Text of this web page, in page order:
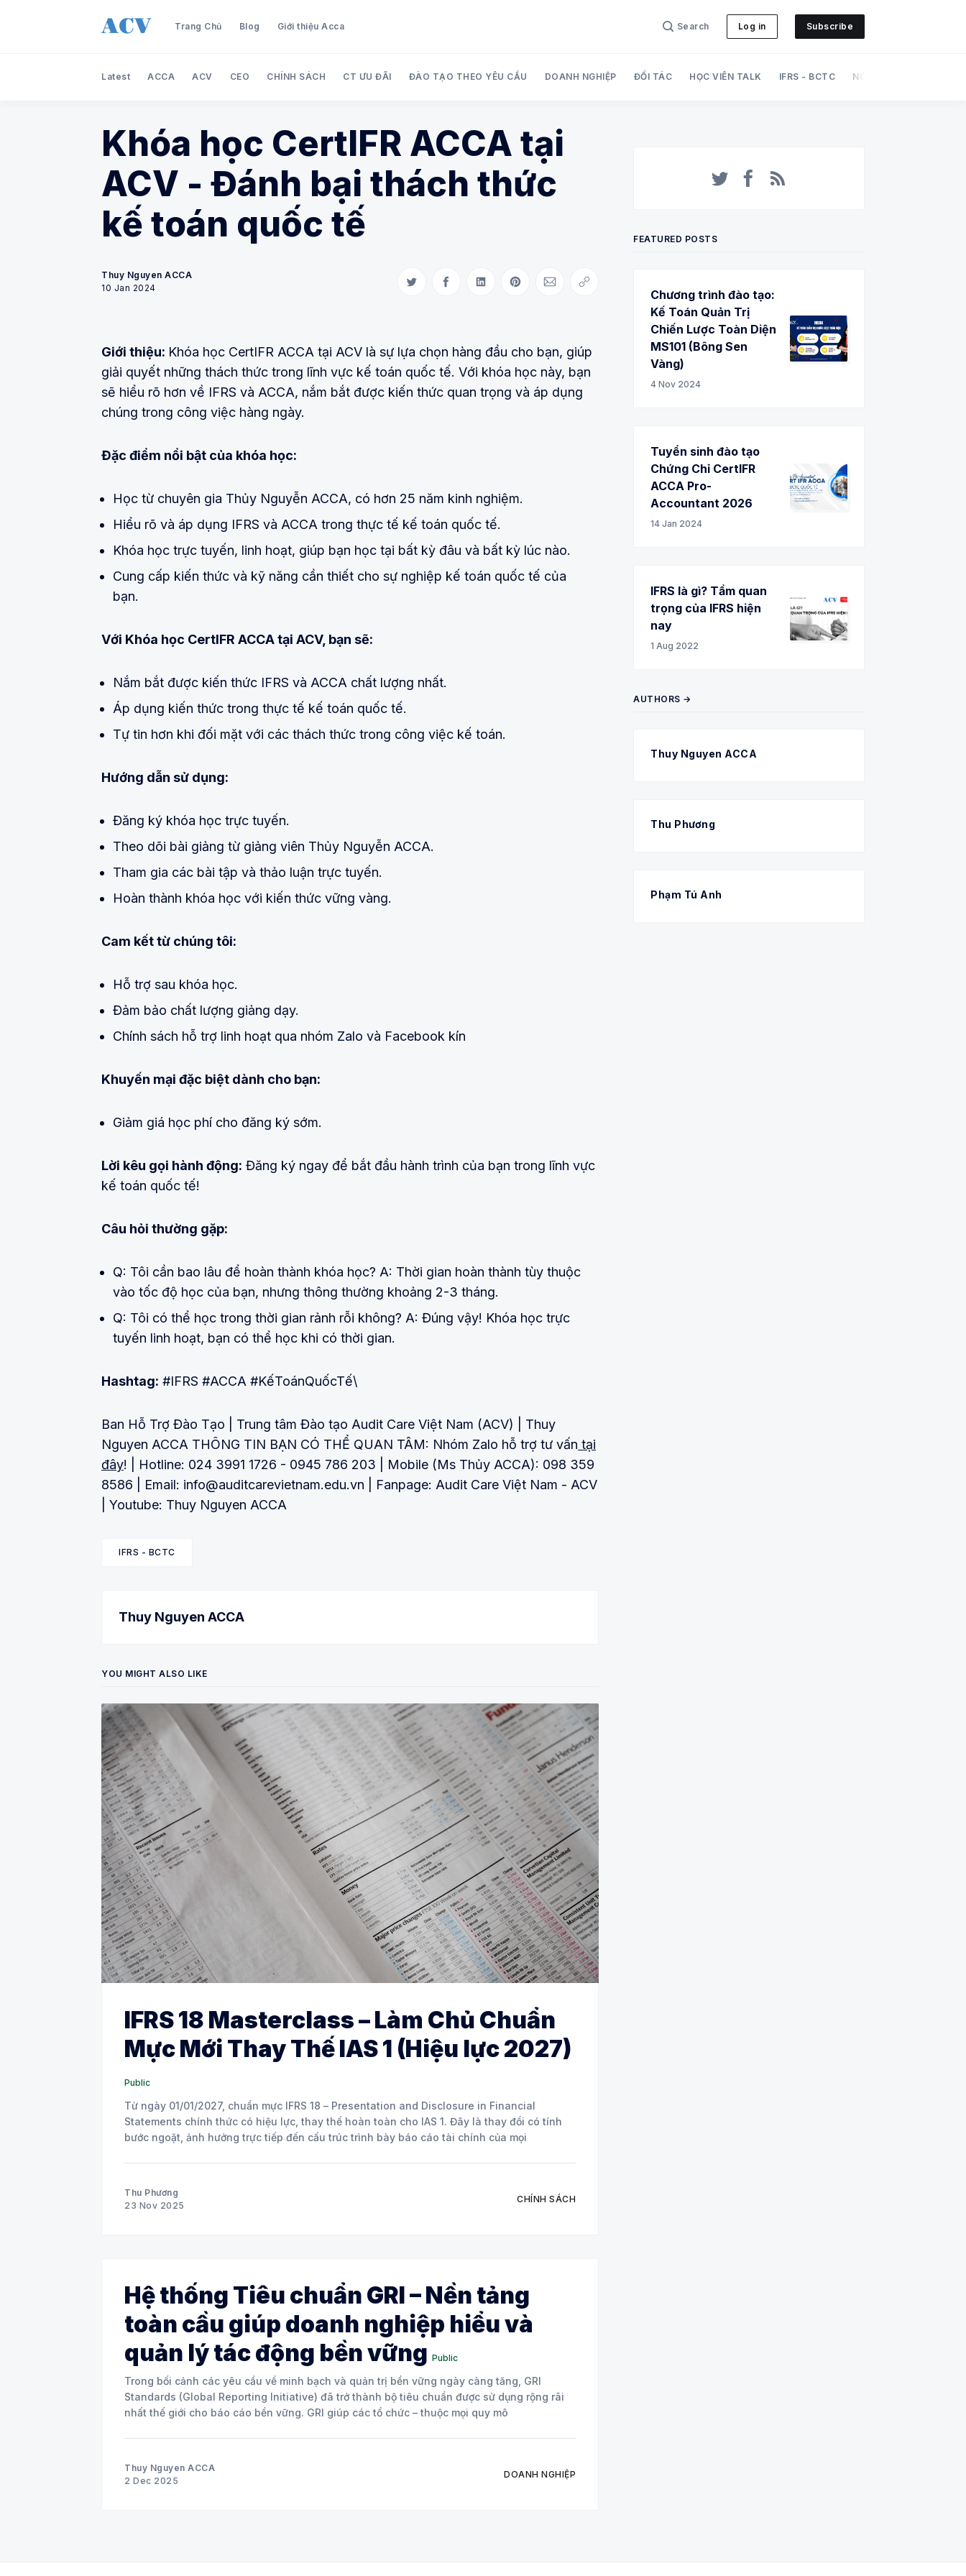
Trang Chủ Blog Giới thiệu Acca Search Log in Subscribe
Search Audit Care Việt Nam
Latest ACCA ACV CEO CHÍNH SÁCH CT ƯU ĐÃI ĐÀO TẠO THEO YÊU CẦU DOANH NGHIỆP ĐỐI TÁC HỌC VIÊN TALK IFRS - BCTC NGHIỆP VỤ
Khóa học CertIFR ACCA tại
ACV - Đánh bại thách thức
kế toán quốc tế
Thuy Nguyen ACCA
10 Jan 2024
Share on Twitter
Share on Facebook
Share on LinkedIn
Share on Pinterest
Share via Email
Copy link
Giới thiệu: Khóa học CertIFR ACCA tại ACV là sự lựa chọn hàng đầu cho bạn, giúp
giải quyết những thách thức trong lĩnh vực kế toán quốc tế. Với khóa học này, bạn
sẽ hiểu rõ hơn về IFRS và ACCA, nắm bắt được kiến thức quan trọng và áp dụng
chúng trong công việc hàng ngày.
Đặc điểm nổi bật của khóa học:
Học từ chuyên gia Thủy Nguyễn ACCA, có hơn 25 năm kinh nghiệm.
Hiểu rõ và áp dụng IFRS và ACCA trong thực tế kế toán quốc tế.
Khóa học trực tuyến, linh hoạt, giúp bạn học tại bất kỳ đâu và bất kỳ lúc nào.
Cung cấp kiến thức và kỹ năng cần thiết cho sự nghiệp kế toán quốc tế của
bạn.
Với Khóa học CertIFR ACCA tại ACV, bạn sẽ:
Nắm bắt được kiến thức IFRS và ACCA chất lượng nhất.
Áp dụng kiến thức trong thực tế kế toán quốc tế.
Tự tin hơn khi đối mặt với các thách thức trong công việc kế toán.
Hướng dẫn sử dụng:
Đăng ký khóa học trực tuyến.
Theo dõi bài giảng từ giảng viên Thủy Nguyễn ACCA.
Tham gia các bài tập và thảo luận trực tuyến.
Hoàn thành khóa học với kiến thức vững vàng.
Cam kết từ chúng tôi:
Hỗ trợ sau khóa học.
Đảm bảo chất lượng giảng dạy.
Chính sách hỗ trợ linh hoạt qua nhóm Zalo và Facebook kín
Khuyến mại đặc biệt dành cho bạn:
Giảm giá học phí cho đăng ký sớm.
Lời kêu gọi hành động: Đăng ký ngay để bắt đầu hành trình của bạn trong lĩnh vực
kế toán quốc tế!
Câu hỏi thường gặp:
Q: Tôi cần bao lâu để hoàn thành khóa học? A: Thời gian hoàn thành tùy thuộc
vào tốc độ học của bạn, nhưng thông thường khoảng 2-3 tháng.
Q: Tôi có thể học trong thời gian rảnh rỗi không? A: Đúng vậy! Khóa học trực
tuyến linh hoạt, bạn có thể học khi có thời gian.
Hashtag: #IFRS #ACCA #KếToánQuốcTế\
Ban Hỗ Trợ Đào Tạo | Trung tâm Đào tạo Audit Care Việt Nam (ACV) | Thuy
Nguyen ACCA THÔNG TIN BẠN CÓ THỂ QUAN TÂM: Nhóm Zalo hỗ trợ tư vấn tại
đây! | Hotline: 024 3991 1726 - 0945 786 203 | Mobile (Ms Thủy ACCA): 098 359
8586 | Email: info@auditcarevietnam.edu.vn | Fanpage: Audit Care Việt Nam - ACV
| Youtube: Thuy Nguyen ACCA
IFRS - BCTC
Thuy Nguyen ACCA
YOU MIGHT ALSO LIKE
IFRS 18 Masterclass – Làm Chủ Chuẩn
Mực Mới Thay Thế IAS 1 (Hiệu lực 2027)
Public
Từ ngày 01/01/2027, chuẩn mực IFRS 18 – Presentation and Disclosure in Financial
Statements chính thức có hiệu lực, thay thế hoàn toàn cho IAS 1. Đây là thay đổi có tính
bước ngoặt, ảnh hưởng trực tiếp đến cấu trúc trình bày báo cáo tài chính của mọi
Thu Phương
23 Nov 2025
CHÍNH SÁCH
Hệ thống Tiêu chuẩn GRI – Nền tảng
toàn cầu giúp doanh nghiệp hiểu và
quản lý tác động bền vững Public
Trong bối cảnh các yêu cầu về minh bạch và quản trị bền vững ngày càng tăng, GRI
Standards (Global Reporting Initiative) đã trở thành bộ tiêu chuẩn được sử dụng rộng rãi
nhất thế giới cho báo cáo bền vững. GRI giúp các tổ chức – thuộc mọi quy mô
Thuy Nguyen ACCA
2 Dec 2025
DOANH NGHIỆP
FEATURED POSTS
Chương trình đào tạo:
Kế Toán Quản Trị
Chiến Lược Toàn Diện
MS101 (Bông Sen
Vàng)
4 Nov 2024
Tuyển sinh đào tạo
Chứng Chỉ CertIFR
ACCA Pro-
Accountant 2026
14 Jan 2024
IFRS là gì? Tầm quan
trọng của IFRS hiện
nay
1 Aug 2022
AUTHORS →
Thuy Nguyen ACCA
Thu Phương
Phạm Tú Anh